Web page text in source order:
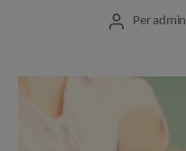
Autor
Per admin